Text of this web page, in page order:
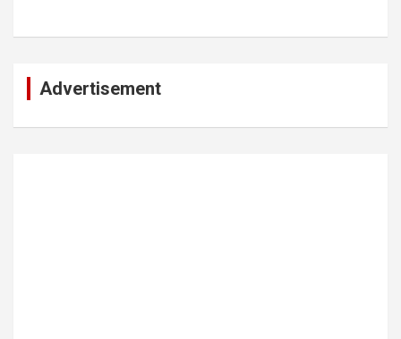
Advertisement